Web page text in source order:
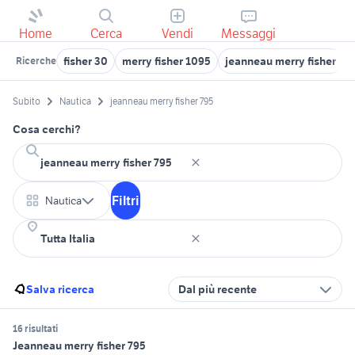
Home Cerca Vendi Messaggi
Ricerche fisher 30 merry fisher 1095 jeanneau merry fisher
Subito Nautica jeanneau merry fisher 795
Cosa cerchi?
Nautica Filtri
Salva ricerca Dal più recente
16 risultati
Jeanneau merry fisher 795